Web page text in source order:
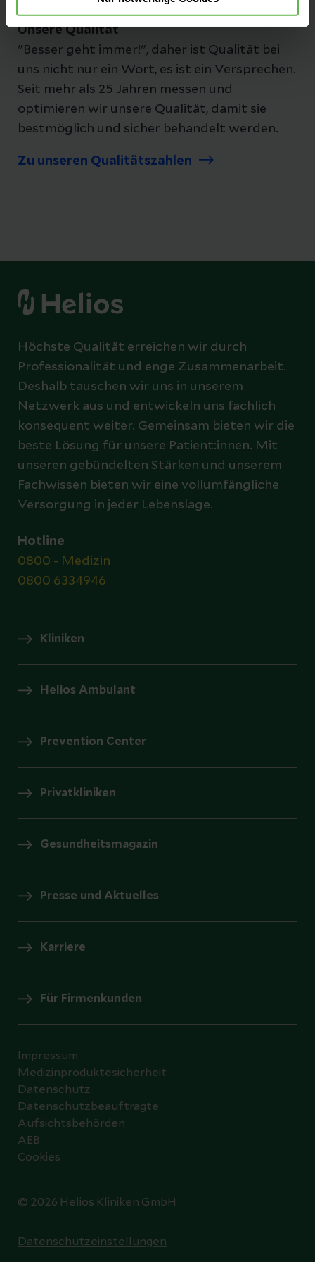
Unsere Qualität
"Besser geht immer!", daher ist Qualität bei
uns nicht nur ein Wort, es ist ein Versprechen.
Seit mehr als 25 Jahren messen und
optimieren wir unsere Qualität, damit sie
bestmöglich und sicher behandelt werden.
Zu unseren Qualitätszahlen
Höchste Qualität erreichen wir durch
Professionalität und enge Zusammenarbeit.
Deshalb tauschen wir uns in unserem
Netzwerk aus und entwickeln uns fachlich
konsequent weiter. Gemeinsam bieten wir die
beste Lösung für unsere Patient:innen. Mit
unseren gebündelten Stärken und unserem
Fachwissen bieten wir eine vollumfängliche
Versorgung in jeder Lebenslage.
Hotline
0800 - Medizin
0800 6334946
Kliniken
Helios Ambulant
Prevention Center
Privatkliniken
Gesundheitsmagazin
Presse und Aktuelles
Karriere
Für Firmenkunden
© 2026 Helios Kliniken GmbH
Impressum
Medizinproduktesicherheit
Datenschutz
Datenschutzbeauftragte
Aufsichtsbehörden
AEB
Cookies
Datenschutzeinstellungen